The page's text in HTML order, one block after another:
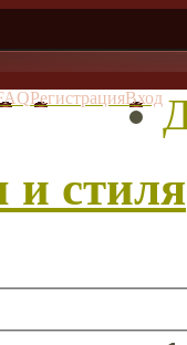
РегистрацияВход
и стиля